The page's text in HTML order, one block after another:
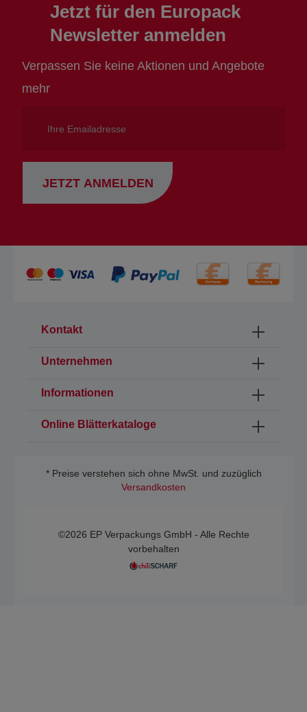
Jetzt für den Europack
Newsletter anmelden
Verpassen Sie keine Aktionen und Angebote
mehr
Emailadresse
JETZT ANMELDEN
Kontakt
Unternehmen
Informationen
Online Blätterkataloge
* Preise verstehen sich ohne MwSt. und zuzüglich
Versandkosten
©2026 EP Verpackungs GmbH - Alle Rechte
vorbehalten